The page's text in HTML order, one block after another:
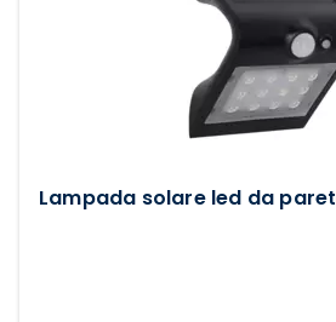
Lampada solare led da